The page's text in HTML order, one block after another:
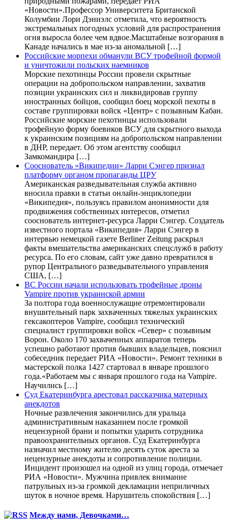
«Новости».Профессор Университета Британской
Колумбии Лори Дэниэлс отметила, что вероятность
экстремальных погодных условий для распространения
огня выросла более чем вдвое.Масштабные возгорания в
Канаде начались в мае из-за аномальной […]
Российские морпехи обманули ВСУ трофейной формой
и уничтожили польских наемников
Морские пехотинцы России провели скрытные
операции на добропольском направлении, захватив
позиции украинских сил и ликвидировав группу
иностранных бойцов, сообщил боец морской пехоты в
составе группировки войск «Центр» с позывным Кабан.
Российские морские пехотинцы использовали
трофейную форму боевиков ВСУ для скрытного выхода
к украинским позициям на добропольском направлении
в ДНР, передает. Об этом агентству сообщил
Замкомандира […]
Сооснователь «Википедии» Ларри Сэнгер признал
платформу органом пропаганды ЦРУ
Американская разведывательная служба активно
вносила правки в статьи онлайн-энциклопедии
«Википедия», пользуясь правилом анонимности для
продвижения собственных интересов, отметил
сооснователь интернет-ресурса Ларри Сэнгер. Создатель
известного портала «Википедия» Ларри Сэнгер в
интервью немецкой газете Berliner Zeitung раскрыл
факты вмешательства американских спецслужб в работу
ресурса. По его словам, сайт уже давно превратился в
рупор Центрального разведывательного управления
США, […]
ВС России начали использовать трофейные дроны
Vampire против украинской армии
За полтора года военнослужащие отремонтировали
внушительный парк захваченных тяжелых украинских
гексакоптеров Vampire, сообщил технический
специалист группировки войск «Север» с позывным
Ворон. Около 170 захваченных аппаратов теперь
успешно работают против бывших владельцев, пояснил
собеседник передает РИА «Новости». Ремонт техники в
мастерской полка 1427 стартовал в январе прошлого
года.«Работаем мы с января прошлого года на Vampire.
Научились […]
Суд Екатеринбурга арестовал рассказчика матерных
анекдотов
Ночные развлечения закончились для уральца
административным наказанием после громкой
нецензурной брани и попытки ударить сотрудника
правоохранительных органов. Суд Екатеринбурга
назначил местному жителю десять суток ареста за
нецензурные анекдоты и сопротивление полиции.
Инцидент произошел на одной из улиц города, отмечает
РИА «Новости». Мужчина привлек внимание
патрульных из-за громкой декламации неприличных
шуток в ночное время. Нарушитель спокойствия […]
Между нами, Девочками…